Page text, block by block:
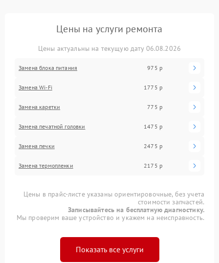
Цены на услуги ремонта
Цены актуальны на текущую дату 06.08.2026
Замена блока питания 975 р
Замена Wi-Fi 1775 р
Замена каретки 775 р
Замена печатной головки 1475 р
Замена печки 2475 р
Замена термопленки 2175 р
Цены в прайс-листе указаны ориентировочные, без учета
стоимости запчастей.
Записывайтесь на бесплатную диагностику.
Мы проверим ваше устройство и укажем на неисправность.
Показать все услуги